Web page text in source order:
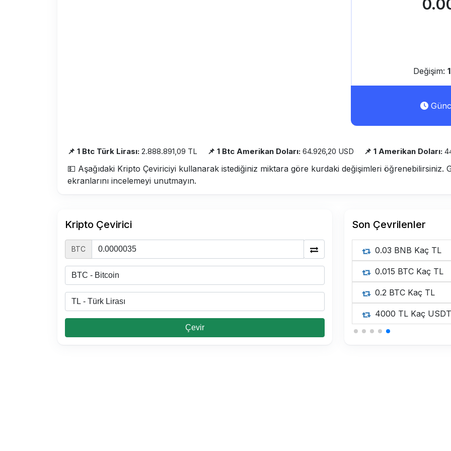
Değişim:
📌 1 Btc Türk Lirası: 2.888.891,09 TL 📌 1 Btc Amerikan Doları: 64.926,20 USD 📌 1 Amerikan Doları:
💵 Aşağıdaki Kripto Çeviriciyi kullanarak istediğiniz miktara göre kurdaki değişimleri öğrenebilirsiniz.
ekranlarını incelemeyi unutmayın.
Kripto Çevirici
BTC
Çevir
Son Çevrilenler
175 BTC Kaç TL
0.15 USDT Kaç TL
0.15 USDT Kaç TL
0.15 USDT Kaç TL